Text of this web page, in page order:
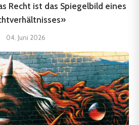
Recht ist das Spiegelbild eines
04. Juni 2026